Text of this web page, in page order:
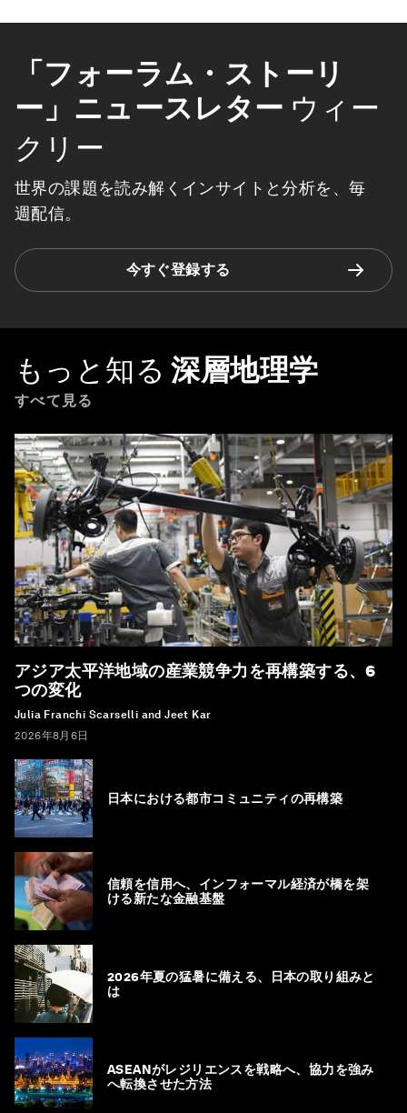
「フォーラム・ストーリ
ー」ニュースレター ウィー
クリー
世界の課題を読み解くインサイトと分析を、毎
週配信。
今すぐ登録する
もっと知る 深層地理学
すべて見る
アジア太平洋地域の産業競争力を再構築する、6
つの変化
Julia Franchi Scarselli and Jeet Kar
2026年8月6日
日本における都市コミュニティの再構築
信頼を信用へ、インフォーマル経済が橋を架
ける新たな金融基盤
2026年夏の猛暑に備える、日本の取り組みと
は
ASEANがレジリエンスを戦略へ、協力を強み
へ転換させた方法